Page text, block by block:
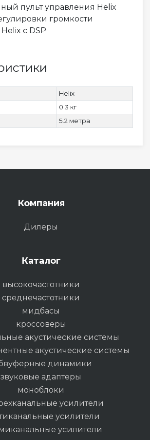
пульт управления Helix
громкости
с DSP
Helix
0.3 кг
5.2 метра
Компания
Дилеры
Каталог
высокочастотники
среднечастотники
мидбасы
кроссоверы
акустические системы
акустические системы
динамики
звуковые адаптеры
моноблоки
усилители
усилители
усилители